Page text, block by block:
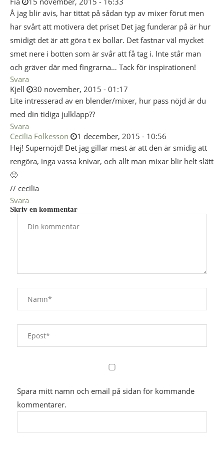
Å jag blir avis, har tittat på sådan typ av mixer förut men
har svårt att motivera det priset Det jag funderar på är hur
smidigt det är att göra t ex bollar. Det fastnar väl mycket
smet nere i botten som är svår att få tag i. Inte står man
och gräver där med fingrarna… Tack för inspirationen!
Svara
Kjell
30 november, 2015 - 01:17
Lite intresserad av en blender/mixer, hur pass nöjd är du
med din tidiga julklapp??
Svara
Cecilia Folkesson
1 december, 2015 - 10:56
Hej! Supernöjd! Det jag gillar mest är att den är smidig att
rengöra, inga vassa knivar, och allt man mixar blir helt slätt
🙂
// cecilia
Svara
Skriv en kommentar
Spara mitt namn och email på sidan för kommande
kommentarer.